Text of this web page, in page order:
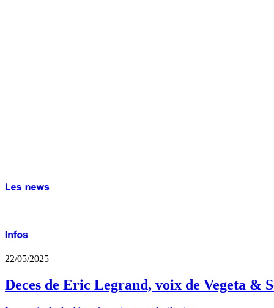
22/05/2025
Deces de Eric Legrand, voix de Vegeta &